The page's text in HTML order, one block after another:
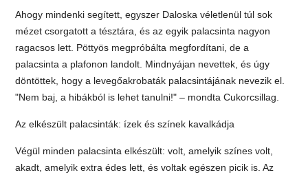
Ahogy mindenki segített, egyszer Daloska véletlenül túl sok
mézet csorgatott a tésztára, és az egyik palacsinta nagyon
ragacsos lett. Pöttyös megpróbálta megfordítani, de a
palacsinta a plafonon landolt. Mindnyájan nevettek, és úgy
döntöttek, hogy a levegőakrobaták palacsintájának nevezik el.
"Nem baj, a hibákból is lehet tanulni!" – mondta Cukorcsillag.
Az elkészült palacsinták: ízek és színek kavalkádja
Végül minden palacsinta elkészült: volt, amelyik színes volt,
akadt, amelyik extra édes lett, és voltak egészen picik is. Az